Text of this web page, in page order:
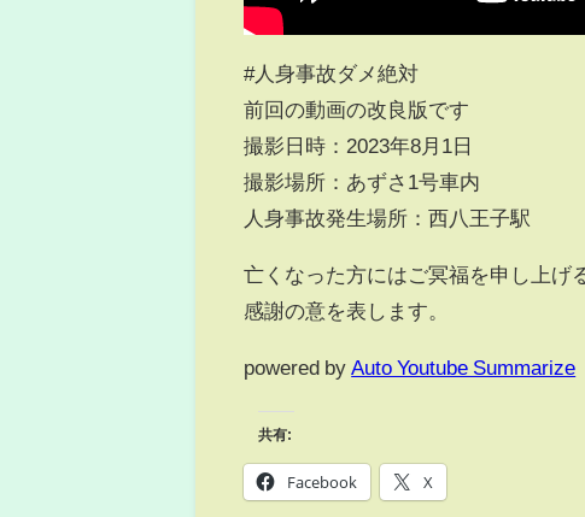
#人身事故ダメ絶対
前回の動画の改良版です
撮影日時：2023年8月1日
撮影場所：あずさ1号車内
人身事故発生場所：西八王子駅
亡くなった方にはご冥福を申し上げ
感謝の意を表します。
powered by Auto Youtube Summarize
共有:
Facebook X